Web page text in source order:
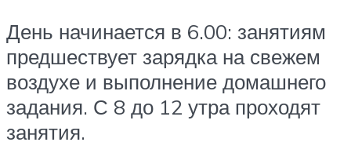
День начинается в 6.00: занятиям
предшествует зарядка на свежем
воздухе и выполнение домашнего
задания. С 8 до 12 утра проходят
занятия.